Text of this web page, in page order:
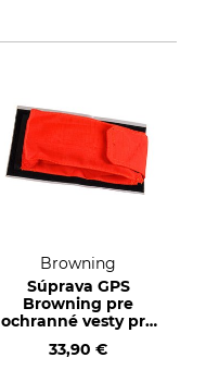
Browning
Súprava GPS
Browning pre
ochranné vesty pre
33,90 €